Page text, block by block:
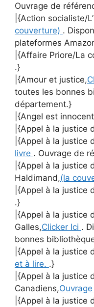
Ouvrage de
|{Action socialiste/
couverture) .
plateformes
|{Affaire Priore/La
.}
|{Amour et justice,
toutes les bonnes
département.}
|{Angel est
|{Appel à la justice
|{Appel à la justice
livre . Ouvrage de
|{Appel à la justice
Haldimand,(la
|{Appel à la justice
.}
|{Appel à la justice
Galles,Clicker Ici .
bonnes
|{Appel à la justice
et à lire. .}
|{Appel à la justice
Canadiens,Ouvrage
|{Appel à la justice